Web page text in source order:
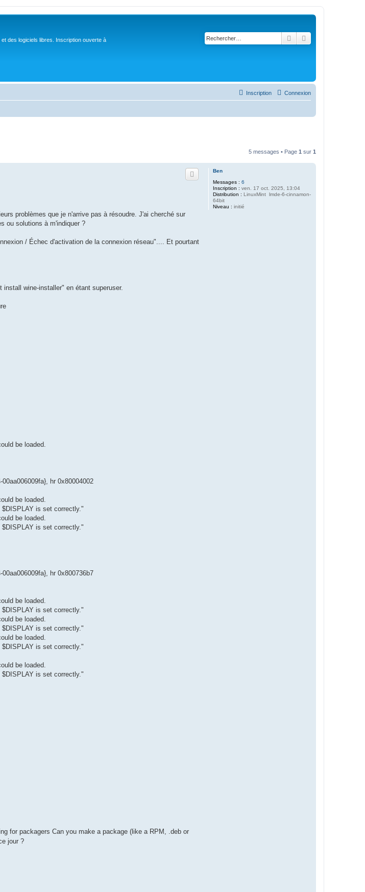
des logiciels libres. Inscription ouverte à
Rechercher
Connexion
Inscription
5 messages • Page 1 sur 1
Ben
Messages : 6
Inscription : ven. 17 oct. 2025, 13:04
Distribution : LinuxMint lmde-6-cinnamon-
64bit
Niveau : initié
problèmes que je n'arrive pas à résoudre. J'ai cherché sur
ou solutions à m'indiquer ?
/ Échec d'activation de la connexion réseau".... Et pourtant
wine-installer" en étant superuser.
be loaded.
hr 0x80004002
be loaded.
is set correctly."
be loaded.
is set correctly."
hr 0x800736b7
be loaded.
is set correctly."
be loaded.
is set correctly."
be loaded.
is set correctly."
be loaded.
is set correctly."
for packagers Can you make a package (like a RPM, .deb or
jour ?